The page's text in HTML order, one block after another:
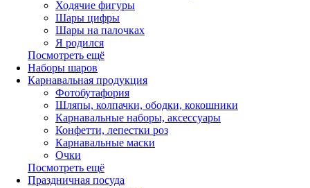
Ходячие фигуры
Шары цифры
Шары на палочках
Я родился
Посмотреть ещё
Наборы шаров
Карнавальная продукция
Фотобутафория
Шляпы, колпачки, ободки, кокошники
Карнавальные наборы, аксессуары
Конфетти, лепестки роз
Карнавальные маски
Очки
Посмотреть ещё
Праздничная посуда